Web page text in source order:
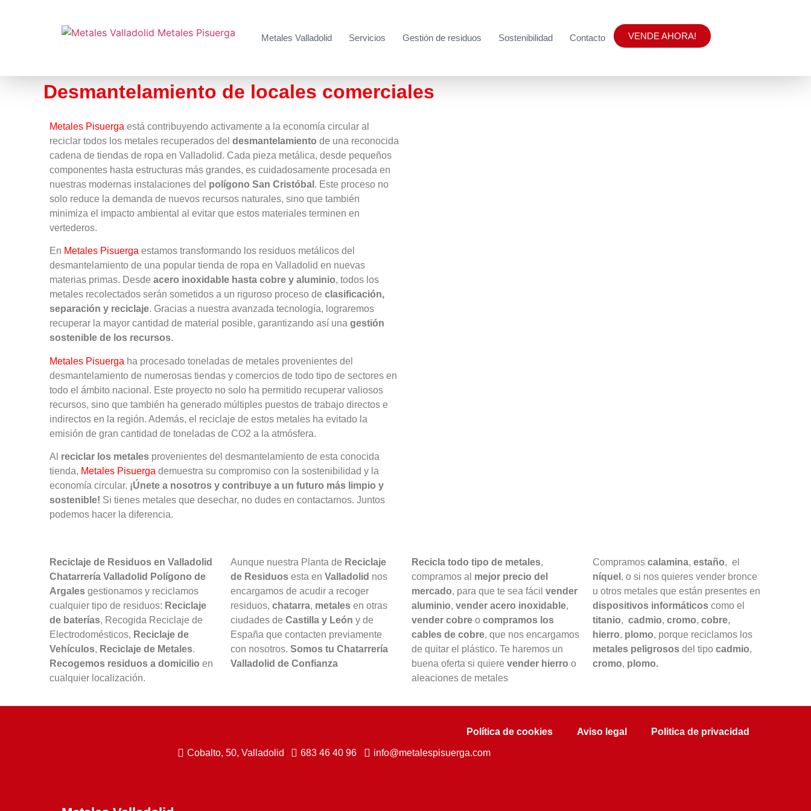
Metales Valladolid Servicios Gestión de residuos Sostenibilidad Contacto VENDE AHORA!
Desmantelamiento de locales comerciales
Metales Pisuerga está contribuyendo activamente a la economía circular al
reciclar todos los metales recuperados del desmantelamiento de una reconocida
cadena de tiendas de ropa en Valladolid. Cada pieza metálica, desde pequeños
componentes hasta estructuras más grandes, es cuidadosamente procesada en
nuestras modernas instalaciones del polígono San Cristóbal . Este proceso no
solo reduce la demanda de nuevos recursos naturales, sino que también
minimiza el impacto ambiental al evitar que estos materiales terminen en
vertederos.
En Metales Pisuerga estamos transformando los residuos metálicos del
desmantelamiento de una popular tienda de ropa en Valladolid en nuevas
materias primas. Desde acero inoxidable hasta cobre y aluminio, todos los
metales recolectados serán sometidos a un riguroso proceso de clasificación,
separación y reciclaje. Gracias a nuestra avanzada tecnología, lograremos
recuperar la mayor cantidad de material posible, garantizando así una gestión
sostenible de los recursos.
Metales Pisuerga ha procesado toneladas de metales provenientes del
desmantelamiento de numerosas tiendas y comercios de todo tipo de sectores en
todo el ámbito nacional. Este proyecto no solo ha permitido recuperar valiosos
recursos, sino que también ha generado múltiples puestos de trabajo directos e
indirectos en la región. Además, el reciclaje de estos metales ha evitado la
emisión de gran cantidad de toneladas de CO2 a la atmósfera.
Al reciclar los metales provenientes del desmantelamiento de esta conocida
tienda, Metales Pisuerga demuestra su compromiso con la sostenibilidad y la
economía circular. ¡Únete a nosotros y contribuye a un futuro más limpio y
sostenible! Si tienes metales que desechar, no dudes en contactarnos. Juntos
podemos hacer la diferencia.
Reciclaje de Residuos en Valladolid
Chatarrería Valladolid Polígono de
Argales gestionamos y reciclamos
cualquier tipo de residuos: Reciclaje
de baterías, Recogida Reciclaje de
Electrodomésticos, Reciclaje de
Vehículos, Reciclaje de Metales.
Recogemos residuos a domicilio en
cualquier localización.
Aunque nuestra Planta de Reciclaje
de Residuos esta en Valladolid nos
encargamos de acudir a recoger
residuos, chatarra, metales en otras
ciudades de Castilla y León y de
España que contacten previamente
con nosotros. Somos tu Chatarrería
Valladolid de Confianza
Recicla todo tipo de metales,
compramos al mejor precio del
mercado, para que te sea fácil vender
aluminio, vender acero inoxidable,
vender cobre o compramos los
cables de cobre, que nos encargamos
de quitar el plástico. Te haremos un
buena oferta si quiere vender hierro o
aleaciones de metales
Compramos calamina, estaño, el
níquel , o si nos quieres vender bronce
u otros metales que están presentes en
dispositivos informáticos como el
titanio, cadmio, cromo, cobre,
hierro, plomo, porque reciclamos los
metales peligrosos del tipo cadmio,
cromo, plomo.
Política de cookies Aviso legal Politica de privacidad
Cobalto, 50, Valladolid 683 46 40 96 info@metalespisuerga.com